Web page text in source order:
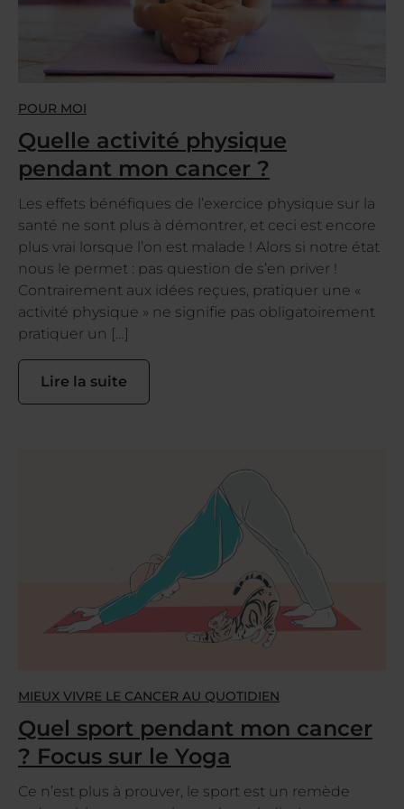
POUR MOI
Quelle activité physique
pendant mon cancer ?
Les effets bénéfiques de l’exercice physique sur la
santé ne sont plus à démontrer, et ceci est encore
plus vrai lorsque l’on est malade ! Alors si notre état
nous le permet : pas question de s’en priver !
Contrairement aux idées reçues, pratiquer une «
activité physique » ne signifie pas obligatoirement
pratiquer un […]
Lire la suite
MIEUX VIVRE LE CANCER AU QUOTIDIEN
Quel sport pendant mon cancer
? Focus sur le Yoga
Ce n’est plus à prouver, le sport est un remède